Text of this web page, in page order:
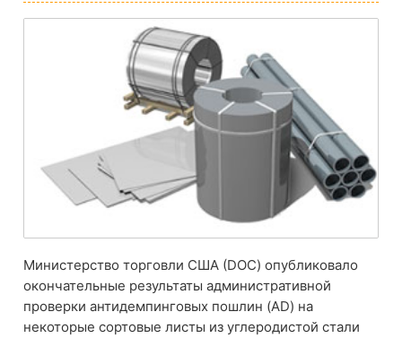
Министерство торговли США (DOC) опубликовало
окончательные результаты административной
проверки антидемпинговых пошлин (AD) на
некоторые сортовые листы из углеродистой стали